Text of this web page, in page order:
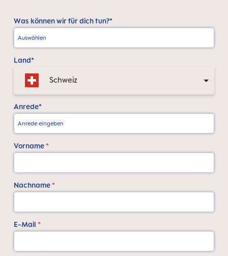
Was können wir für dich tun?*
Land*
Schweiz
Anrede*
Vorname *
Nachname *
E-Mail *